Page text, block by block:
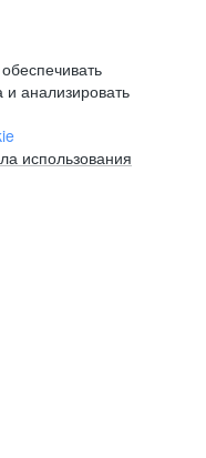
анализировать
использования